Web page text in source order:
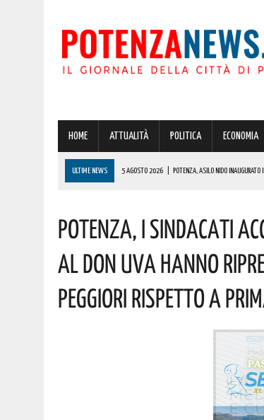
HOME ATTUALITÀ POLITICA ECONOMIA
ULTIME NEWS 5 AGOSTO 2026 POTENZA, ASILO NIDO INAUGURATO
5 AGOSTO 2026 | POTENZA: GRAVE INCENDIO IN PROVINCIA! VIGILI DEL
5 AGOSTO 2026 A MOLITERNO IN ONORE DEL PATRONO SAN
POTENZA, I SINDACATI
AL DON UVA HANNO
PEGGIORI RISPETTO A